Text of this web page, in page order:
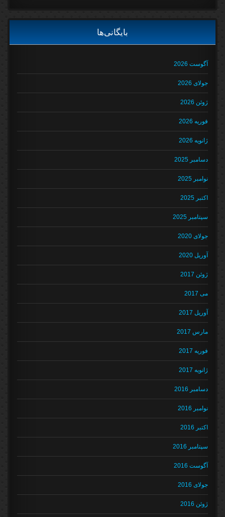
بایگانی‌ها
آگوست 2026
جولای 2026
ژوئن 2026
فوریه 2026
ژانویه 2026
دسامبر 2025
نوامبر 2025
اکتبر 2025
سپتامبر 2025
جولای 2020
آوریل 2020
ژوئن 2017
می 2017
آوریل 2017
مارس 2017
فوریه 2017
ژانویه 2017
دسامبر 2016
نوامبر 2016
اکتبر 2016
سپتامبر 2016
آگوست 2016
جولای 2016
ژوئن 2016